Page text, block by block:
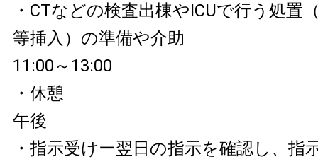
・CTなどの検査出棟やICUで行う処置
等挿入）の準備や介助
11:00～13:00
・休憩
午後
・指示受けー翌日の指示を確認し、指